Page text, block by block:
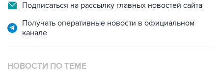
Подписаться на рассылку главных новостей сайта
Получать оперативные новости в официальном
канале
НОВОСТИ ПО ТЕМЕ